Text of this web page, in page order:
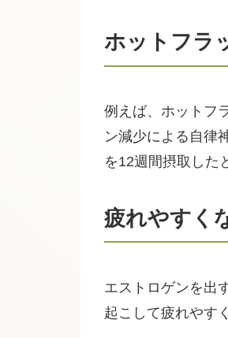
ホットフラ
例えば、ホットフ
ン減少による自律
を12週間摂取した
疲れやすく
エストロゲンを出
起こして疲れやす